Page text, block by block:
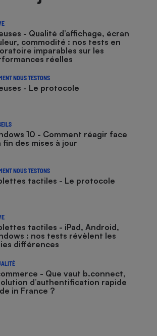
- Qualité d’affichage, écran
commodité : nos tests en
imparables sur les
réelles
NOUS TESTONS
- Le protocole
10 - Comment réagir face
fin des mises à jour
NOUS TESTONS
tactiles - Le protocole
tactiles - iPad, Android,
: nos tests révèlent les
différences
- Que vaut b.connect,
d’authentification rapide
in France ?